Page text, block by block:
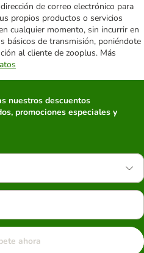
de correo electrónico para
propios productos o servicios
cualquier momento, sin incurrir en
básicos de transmisión, poniéndote
al cliente de zooplus. Más
nuestros descuentos
promociones especiales y
ahora